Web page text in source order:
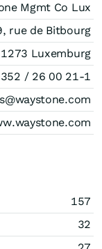
Mgmt Co Lux
rue de Bitbourg
1273 Luxemburg
/ 26 00 21-1
157
32